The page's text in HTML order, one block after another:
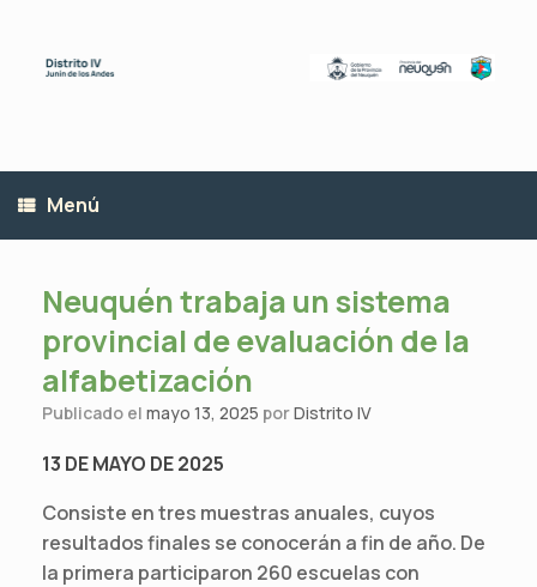
contenido
Menú
Neuquén trabaja un sistema
provincial de evaluación de la
alfabetización
Publicado el mayo 13, 2025 porDistrito IV
13 DE MAYO DE 2025
Consiste en tres muestras anuales, cuyos
resultados finales se conocerán a fin de año. De
la primera participaron 260 escuelas con